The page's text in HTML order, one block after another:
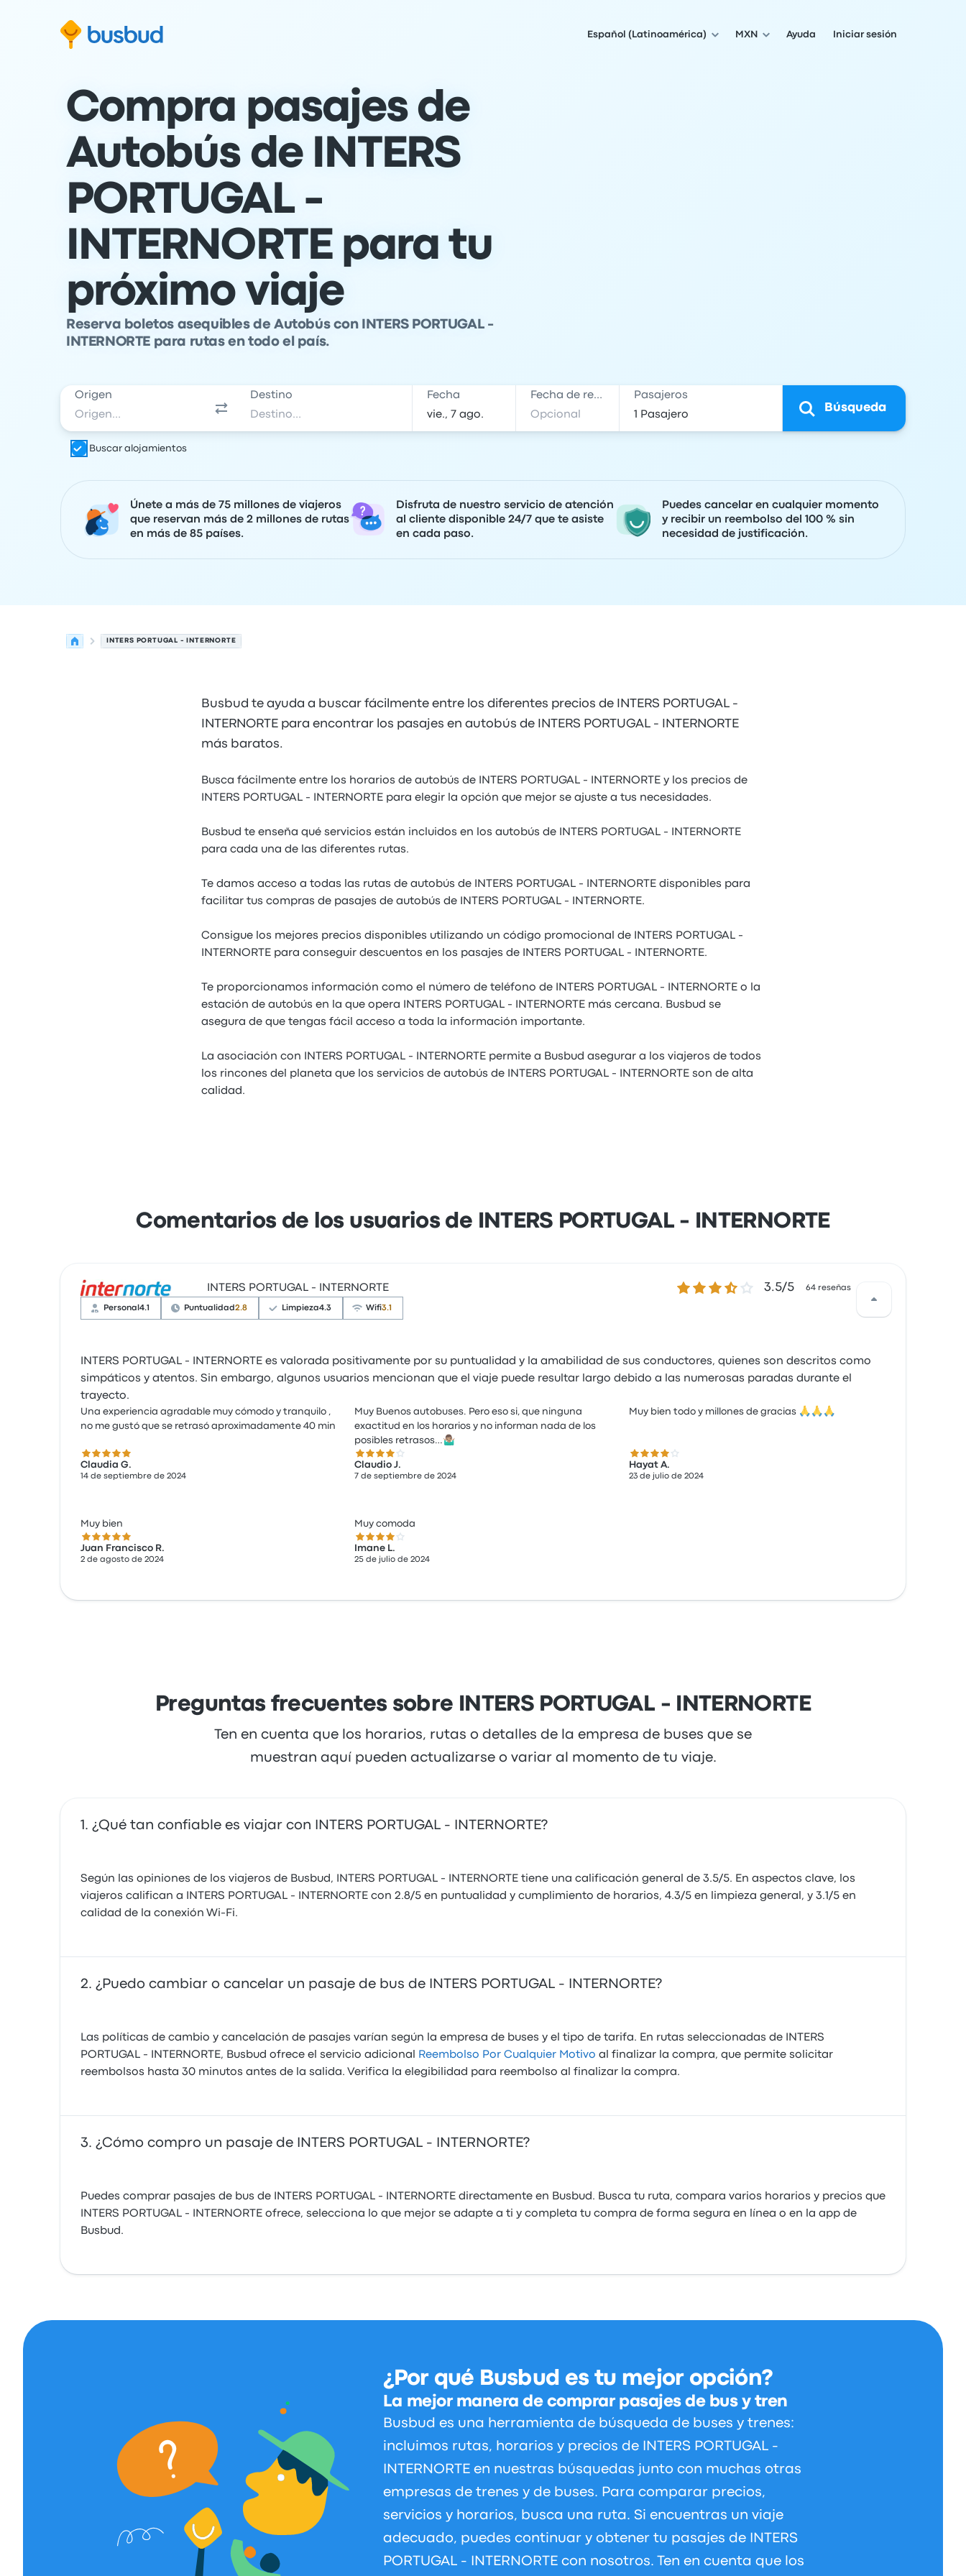
formulario de búsqueda
Saltar al contenido
Ir al pie de página
Español (Latinoamérica) MXN Ayuda Iniciar sesión
Compra pasajes de
Autobús de INTERS
PORTUGAL -
INTERNORTE para tu
próximo viaje
Reserva boletos asequibles de Autobús con INTERS PORTUGAL -
INTERNORTE para rutas en todo el país.
Origen Destino Fecha Fecha de regreso Pasajeros
Búsqueda
Buscar alojamientos
Únete a más de 75 millones de viajeros
que reservan más de 2 millones de rutas
en más de 85 países.
Disfruta de nuestro servicio de atención
al cliente disponible 24/7 que te asiste
en cada paso.
Puedes cancelar en cualquier momento
y recibir un reembolso del 100 % sin
necesidad de justificación.
INTERS PORTUGAL - INTERNORTE
Busbud te ayuda a buscar fácilmente entre los diferentes precios de INTERS PORTUGAL -
INTERNORTE para encontrar los pasajes en autobús de INTERS PORTUGAL - INTERNORTE
más baratos.
Busca fácilmente entre los horarios de autobús de INTERS PORTUGAL - INTERNORTE y los precios de
INTERS PORTUGAL - INTERNORTE para elegir la opción que mejor se ajuste a tus necesidades.
Busbud te enseña qué servicios están incluidos en los autobús de INTERS PORTUGAL - INTERNORTE
para cada una de las diferentes rutas.
Te damos acceso a todas las rutas de autobús de INTERS PORTUGAL - INTERNORTE disponibles para
facilitar tus compras de pasajes de autobús de INTERS PORTUGAL - INTERNORTE.
Consigue los mejores precios disponibles utilizando un código promocional de INTERS PORTUGAL -
INTERNORTE para conseguir descuentos en los pasajes de INTERS PORTUGAL - INTERNORTE.
Te proporcionamos información como el número de teléfono de INTERS PORTUGAL - INTERNORTE o la
estación de autobús en la que opera INTERS PORTUGAL - INTERNORTE más cercana. Busbud se
asegura de que tengas fácil acceso a toda la información importante.
La asociación con INTERS PORTUGAL - INTERNORTE permite a Busbud asegurar a los viajeros de todos
los rincones del planeta que los servicios de autobús de INTERS PORTUGAL - INTERNORTE son de alta
calidad.
Comentarios de los usuarios de INTERS PORTUGAL - INTERNORTE
INTERS PORTUGAL - INTERNORTE 3.5 de 5 estrellas3.5/5 64 reseñas
Personal 4.1 Puntualidad 2.8 Limpieza4.3 Wifi3.1
INTERS PORTUGAL - INTERNORTE es valorada positivamente por su puntualidad y la amabilidad de sus conductores, quienes son descritos como
simpáticos y atentos. Sin embargo, algunos usuarios mencionan que el viaje puede resultar largo debido a las numerosas paradas durante el
trayecto.
Una experiencia agradable muy cómodo y tranquilo ,
no me gustó que se retrasó aproximadamente 40 min
5.0 de 5 estrellas
Claudia G.
14 de septiembre de 2024
Muy Buenos autobuses. Pero eso si, que ninguna
exactitud en los horarios y no informan nada de los
posibles retrasos…🤷🏽‍♂️
4.0 de 5 estrellas
Claudio J.
7 de septiembre de 2024
Muy bien todo y millones de gracias 🙏🙏🙏
4.0 de 5 estrellas
Hayat A.
23 de julio de 2024
Muy bien
5.0 de 5 estrellas
Juan Francisco R.
2 de agosto de 2024
Muy comoda
4.0 de 5 estrellas
Imane L.
25 de julio de 2024
Preguntas frecuentes sobre INTERS PORTUGAL - INTERNORTE
Ten en cuenta que los horarios, rutas o detalles de la empresa de buses que se
muestran aquí pueden actualizarse o variar al momento de tu viaje.
¿Qué tan confiable es viajar con INTERS PORTUGAL - INTERNORTE?
Según las opiniones de los viajeros de Busbud, INTERS PORTUGAL - INTERNORTE tiene una calificación general de 3.5/5. En aspectos clave, los
viajeros califican a INTERS PORTUGAL - INTERNORTE con 2.8/5 en puntualidad y cumplimiento de horarios, 4.3/5 en limpieza general, y 3.1/5 en
calidad de la conexión Wi-Fi.
¿Puedo cambiar o cancelar un pasaje de bus de INTERS PORTUGAL - INTERNORTE?
Las políticas de cambio y cancelación de pasajes varían según la empresa de buses y el tipo de tarifa. En rutas seleccionadas de INTERS
PORTUGAL - INTERNORTE, Busbud ofrece el servicio adicional
Reembolso Por Cualquier Motivo al finalizar la compra, que permite solicitar
reembolsos hasta 30 minutos antes de la salida. Verifica la elegibilidad para reembolso al finalizar la compra.
¿Cómo compro un pasaje de INTERS PORTUGAL - INTERNORTE?
Puedes comprar pasajes de bus de INTERS PORTUGAL - INTERNORTE directamente en Busbud. Busca tu ruta, compara varios horarios y precios que
INTERS PORTUGAL - INTERNORTE ofrece, selecciona lo que mejor se adapte a ti y completa tu compra de forma segura en línea o en la app de
Busbud.
¿Por qué Busbud es tu mejor opción?
La mejor manera de comprar pasajes de bus y tren
Busbud es una herramienta de búsqueda de buses y trenes:
incluimos rutas, horarios y precios de INTERS PORTUGAL -
INTERNORTE en nuestras búsquedas junto con muchas otras
empresas de trenes y de buses. Para comparar precios,
servicios y horarios, busca una ruta. Si encuentras un viaje
adecuado, puedes continuar y obtener tu pasajes de INTERS
PORTUGAL - INTERNORTE con nosotros. Ten en cuenta que los